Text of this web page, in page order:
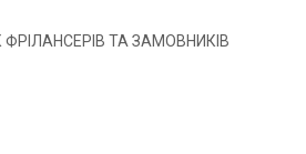
ТА ЗАМОВНИКІВ